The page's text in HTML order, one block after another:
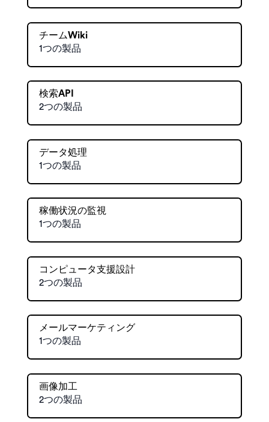
チームWiki
1つの製品
検索API
2つの製品
データ処理
1つの製品
稼働状況の監視
1つの製品
コンピュータ支援設計
2つの製品
メールマーケティング
1つの製品
画像加工
2つの製品